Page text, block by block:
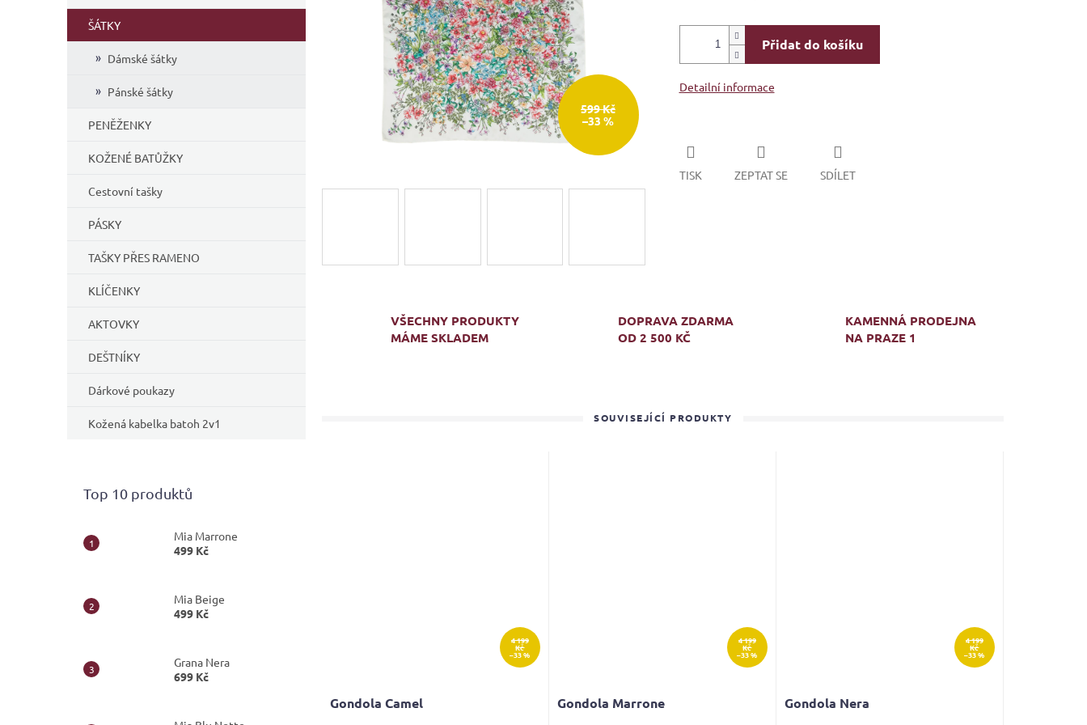
í
ŠÁTKY
Dámské šátky
Pánské šátky
PENĚŽENKY
KOŽENÉ BATŮŽKY
Cestovní tašky
PÁSKY
TAŠKY PŘES RAMENO
KLÍČENKY
AKTOVKY
DEŠTNÍKY
Dárkové poukazy
Kožená kabelka batoh 2v1
Top 10 produktů
Mia Marrone
499 Kč
Mia Beige
499 Kč
Grana Nera
699 Kč
599 Kč
–33 %
Přidat do košíku
Detailní informace
TISK ZEPTAT SE SDÍLET
VŠECHNY PRODUKTY
MÁME SKLADEM
DOPRAVA ZDARMA
OD 2 500 KČ
KAMENNÁ PRODEJNA
NA PRAZE 1
SOUVISEJÍCÍ PRODUKTY
4 199
Kč
–33 %
Gondola Camel
4 199
Kč
–33 %
Gondola Marrone
4 199
Kč
–33 %
Gondola Nera